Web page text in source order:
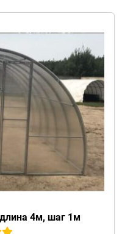
4м, шаг 1м